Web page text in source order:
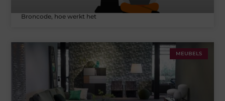
Broncode, hoe werkt het
MEUBELS